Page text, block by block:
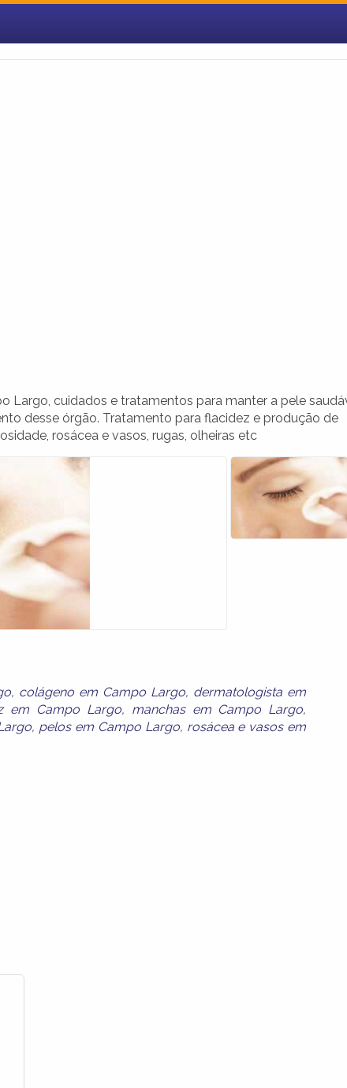
Largo, cuidados e tratamentos para manter a pele
desse órgão. Tratamento para flacidez e produção de
rosácea e vasos, rugas, olheiras etc
, colágeno em Campo Largo, dermatologista em
em Campo Largo, manchas em Campo Largo,
, pelos em Campo Largo, rosácea e vasos em